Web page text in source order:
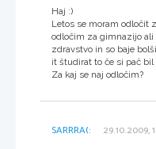
Haj :)
Letos se moram odločit
odločim za gimnazijo ali
zdravstvo in so baje
it študirat to če si pač bil
Za kaj se naj odločim?
SARRRA(: 29.10.2009,